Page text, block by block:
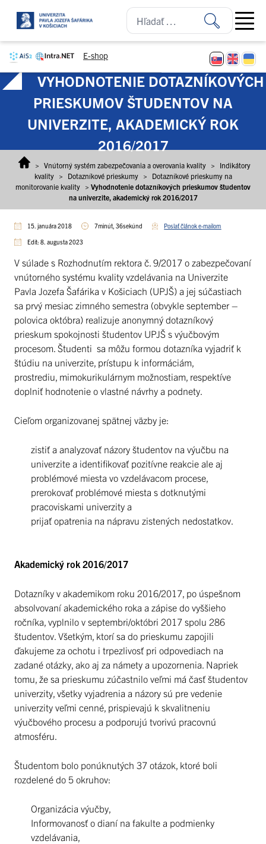
E-shop
Open
VYHODNOTENIE DOTAZNÍKOVÝCH
PRIESKUMOV ŠTUDENTOV NA
UNIVERZITE, AKADEMICKÝ ROK
2016/2017
> Vnútorný systém zabezpečovania a overovania kvality >
Indikátory
kvality
> Dotazníkové prieskumy >
Dotazníkové prieskumy na
monitorovanie kvality > Vyhodnotenie dotazníkových prieskumov študentov
na univerzite, akademický rok 2016/2017
15. januára 2018 7minút, 36sekúnd Poslať článok e-mailom
Edit: 8. augusta 2023
V súlade s Rozhodnutím rektora č. 9/2017 o zabezpečovaní
vnútorného systému kvality vzdelávania na Univerzite
Pavla Jozefa Šafárika v Košiciach (UPJŠ) a jej súčastiach
sa prvý mesiac zimného semestra (obvykle september –
polovica októbra) realizuje anonymný dotazníkový
prieskum spokojnosti študentov UPJŠ s výučbovým
procesom. Študenti sa môžu formou dotazníka vyjadriť k
štúdiu na univerzite, prístupu k informáciám,
prostrediu, mimokurikulárnym možnostiam, respektíve
doplniť hodnotenie o vlastné návrhy a podnety.
Cieľom organizovanej spätnej väzby je:
zistiť a analyzovať názory študentov na výučbu na
univerzite a identifikovať pozitívne reakcie ale aj
problémové miesta vo vzdelávacom procese,
prerokovať problémové miesta s dotknutými
pracoviskami univerzity a
prijať opatrenia na nápravu zistených nedostatkov.
Akademický rok 2016/2017
Dotazníky v akademikom roku 2016/2017, po úspešnom
absolvovaní akademického roka a zápise do vyššieho
ročníka, vyplnilo v septembri/októbri 2017 spolu 286
študentov. Všetkým, ktorí sa do prieskumu zapojili
ďakujeme za ochotu i trpezlivosť pri odpovediach na
zadané otázky, ako aj za námety a upozornenia. Napriek
tomu, že sa prieskumu zúčastnilo veľmi má časť študentov
univerzity, všetky vyjadrenia a názory sú pre vedenie
univerzity veľmi cenné, prispievajú k skvalitneniu
výučbového procesu a podporujú tvorivú pracovnú
atmosféru.
Študentom bolo ponúknutých 37 otázok, ktoré boli
rozdelené do 5 okruhov:
Organizácia výučby,
Informovanosť o dianí na fakulte a podmienky
vzdelávania,